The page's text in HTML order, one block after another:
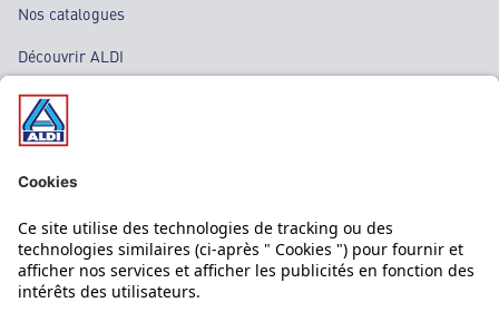
Nos catalogues
Découvrir ALDI
Nos bons plans
Nos rayons
Nos marques
Nos astuces
Évènements